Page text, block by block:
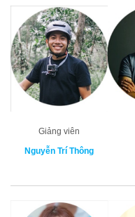
Giảng viên
Nguyễn Trí Thông